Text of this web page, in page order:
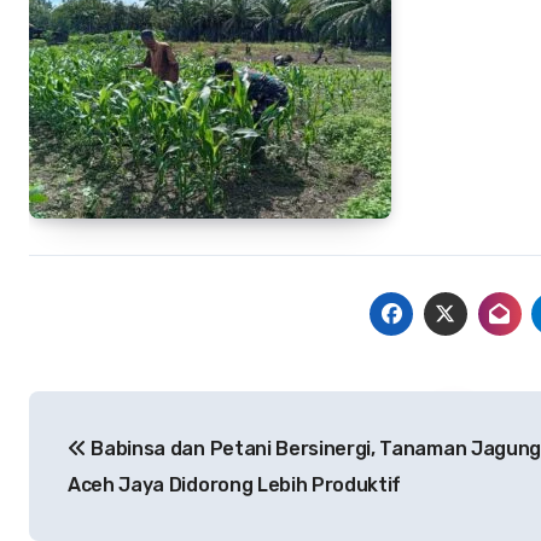
pos Babinsa dan Petani Bersinergi, Tanaman
Aceh Jaya Didorong Lebih Produktif